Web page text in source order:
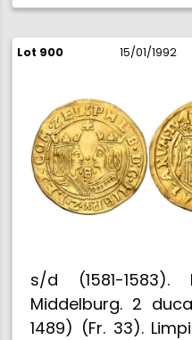
Lot 900 15/01/1992
s/d (1581-1583).
Middelburg. 2
1489) (Fr. 33).